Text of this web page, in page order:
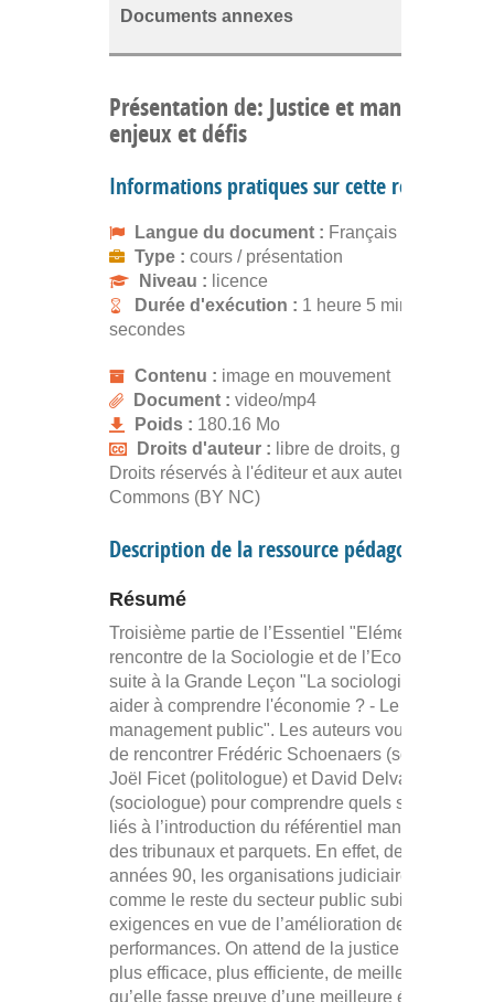
Documents annexes
Présentation de: Justice et management
enjeux et défis
Informations pratiques sur cette ressource
Langue du document : Français
Type : cours / présentation
Niveau : licence
Durée d'exécution : 1 heure 5 minutes 42
secondes
Contenu : image en mouvement
Document : video/mp4
Poids : 180.16 Mo
Droits d'auteur : libre de droits, gratuit
Droits réservés à l'éditeur et aux auteurs.
Commons (BY NC)
Description de la ressource pédagogique
Résumé
Troisième partie de l’Essentiel "Eléments pour
rencontre de la Sociologie et de l’Economie" qui
suite à la Grande Leçon "La sociologie peut-elle
aider à comprendre l'économie ? - Le nouveau
management public". Les auteurs vous proposent
de rencontrer Frédéric Schoenaers (sociologue),
Joël Ficet (politologue) et David Delvaux
(sociologue) pour comprendre quels sont les
liés à l’introduction du référentiel managérial au
des tribunaux et parquets. En effet, depuis les
années 90, les organisations judiciaires, tout
comme le reste du secteur public subit de
exigences en vue de l’amélioration de ses
performances. On attend de la justice qu’elle soit
plus efficace, plus efficiente, de meilleure qualité,
qu’elle fasse preuve d’une meilleure écoute et